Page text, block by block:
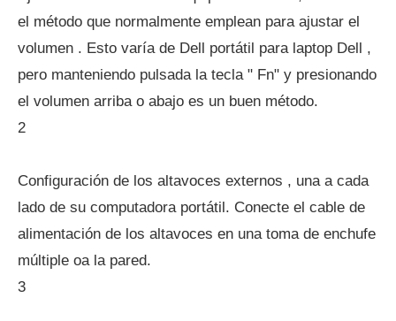
el método que normalmente emplean para ajustar el
volumen . Esto varía de Dell portátil para laptop Dell ,
pero manteniendo pulsada la tecla " Fn" y presionando
el volumen arriba o abajo es un buen método.
2
Configuración de los altavoces externos , una a cada
lado de su computadora portátil. Conecte el cable de
alimentación de los altavoces en una toma de enchufe
múltiple oa la pared.
3